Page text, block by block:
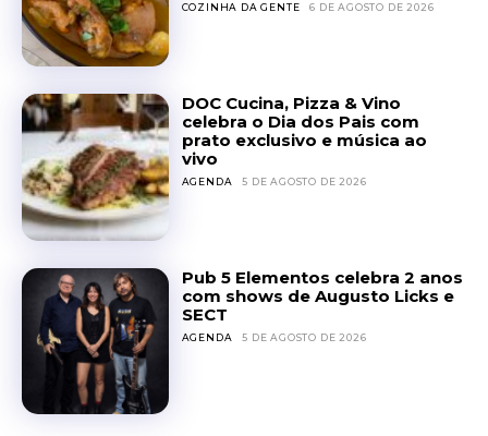
COZINHA DA GENTE 6 DE AGOSTO DE 2026
DOC Cucina, Pizza & Vino
celebra o Dia dos Pais com
prato exclusivo e música ao
vivo
AGENDA 5 DE AGOSTO DE 2026
Pub 5 Elementos celebra 2 anos
com shows de Augusto Licks e
SECT
AGENDA 5 DE AGOSTO DE 2026